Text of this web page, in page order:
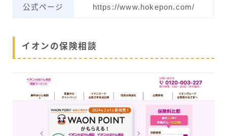
公式ページ https://www.hokepon.com/
イオンの保険相談